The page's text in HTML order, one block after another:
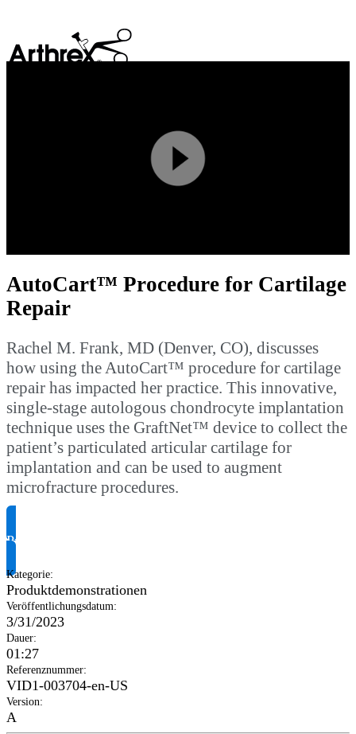
Play
Video
AutoCart™ Procedure for Cartilage
Repair
Rachel M. Frank, MD (Denver, CO), discusses
how using the AutoCart™ procedure for cartilage
repair has impacted her practice. This innovative,
single-stage autologous chondrocyte implantation
technique uses the GraftNet™ device to collect the
patient’s particulated articular cartilage for
implantation and can be used to augment
microfracture procedures.
Produktinformationen anfragen
Kategorie:
Produktdemonstrationen
Veröffentlichungsdatum:
3/31/2023
Dauer:
01:27
Referenznummer:
VID1-003704-en-US
Version:
A